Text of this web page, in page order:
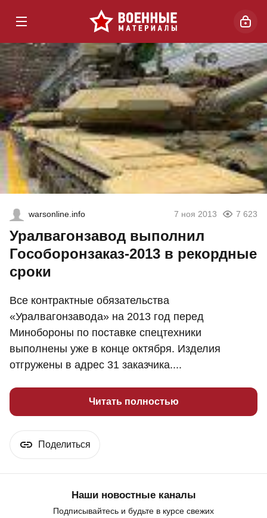
warsonline.info 7 ноя 2013 7 623
Уралвагонзавод выполнил
Гособоронзаказ-2013 в рекордные
сроки
Все контрактные обязательства
«Уралвагонзавода» на 2013 год перед
Минобороны по поставке спецтехники
выполнены уже в конце октября. Изделия
отгружены в адрес 31 заказчика....
Читать полностью
Поделиться
Наши новостные каналы
Подписывайтесь и будьте в курсе свежих